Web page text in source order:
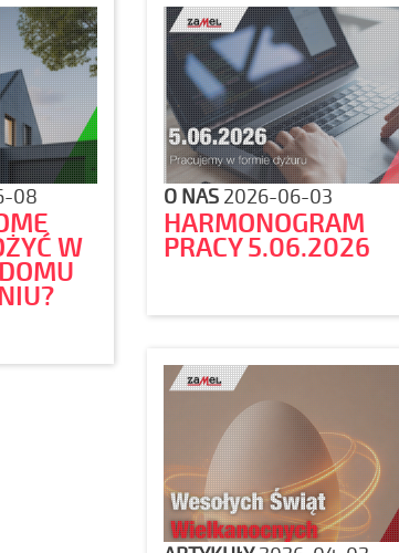
08
W
O NAS 2026-06-03
HARMONOGRAM
PRACY 5.06.2026